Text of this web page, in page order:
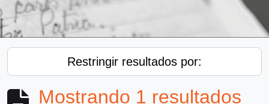
Restringir resultados por:
Mostrando 1 resultados